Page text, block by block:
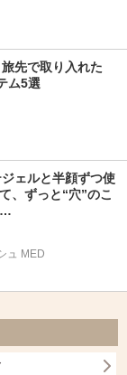
先で取り入れた
ム5選
ェルと半顔ずつ使
、ずっと“穴”のこ
…
ュ MED